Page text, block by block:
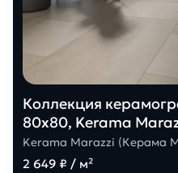
Коллекция
80х80, Kerama
Kerama Marazzi (Керама
2 649 ₽ / м²